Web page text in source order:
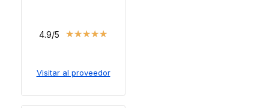
4.9/5 ★★★★★
Visitar al proveedor